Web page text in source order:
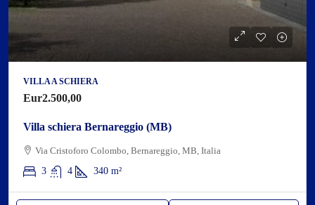
VILLA A SCHIERA
Eur2.500,00
Villa schiera Bernareggio (MB)
Via Cristoforo Colombo, Bernareggio, MB, Italia
3
4 340 m²